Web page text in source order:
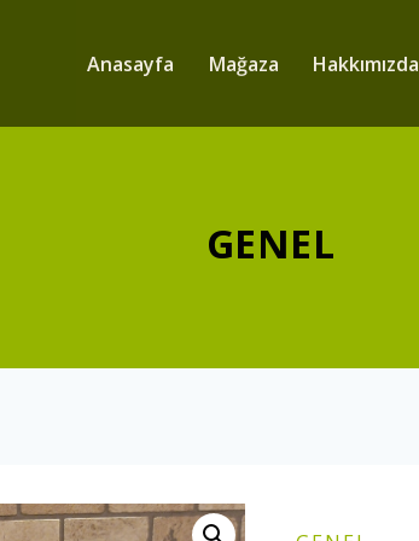
Anasayfa Mağaza Hakkımızda
GENEL